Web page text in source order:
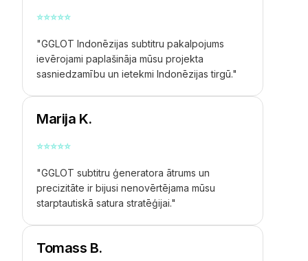
⭐⭐⭐⭐⭐
"GGLOT Indonēzijas subtitru pakalpojums
ievērojami paplašināja mūsu projekta
sasniedzamību un ietekmi Indonēzijas tirgū."
Marija K.
⭐⭐⭐⭐⭐
"GGLOT subtitru ģeneratora ātrums un
precizitāte ir bijusi nenovērtējama mūsu
starptautiskā satura stratēģijai."
Tomass B.